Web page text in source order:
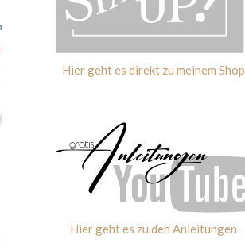
Hier geht es direkt zu meinem Shop
Hier geht es zu den Anleitungen